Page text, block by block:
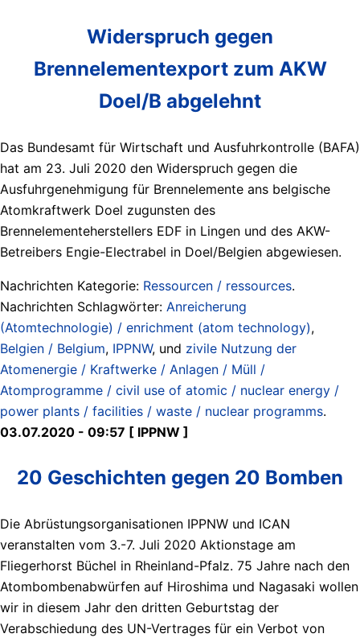
Widerspruch gegen
Brennelementexport zum AKW
Doel/B abgelehnt
Das Bundesamt für Wirtschaft und Ausfuhrkontrolle (BAFA)
hat am 23. Juli 2020 den Widerspruch gegen die
Ausfuhrgenehmigung für Brennelemente ans belgische
Atomkraftwerk Doel zugunsten des
Brennelementeherstellers EDF in Lingen und des AKW-
Betreibers Engie-Electrabel in Doel/Belgien abgewiesen.
Nachrichten Kategorie: Ressourcen / ressources.
Nachrichten Schlagwörter: Anreicherung
(Atomtechnologie) / enrichment (atom technology),
Belgien / Belgium, IPPNW, und zivile Nutzung der
Atomenergie / Kraftwerke / Anlagen / Müll /
Atomprogramme / civil use of atomic / nuclear energy /
power plants / facilities / waste / nuclear programms.
03.07.2020 - 09:57 [ IPPNW ]
20 Geschichten gegen 20 Bomben
Die Abrüstungsorganisationen IPPNW und ICAN
veranstalten vom 3.-7. Juli 2020 Aktionstage am
Fliegerhorst Büchel in Rheinland-Pfalz. 75 Jahre nach den
Atombombenabwürfen auf Hiroshima und Nagasaki wollen
wir in diesem Jahr den dritten Geburtstag der
Verabschiedung des UN-Vertrages für ein Verbot von